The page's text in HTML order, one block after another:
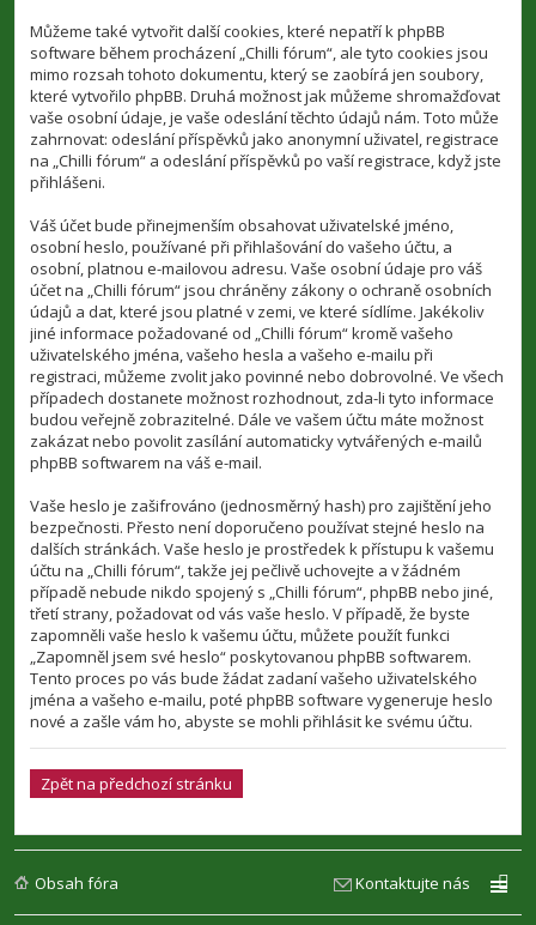
Můžeme také vytvořit další cookies, které nepatří k phpBB
software během procházení „Chilli fórum“, ale tyto cookies jsou
mimo rozsah tohoto dokumentu, který se zaobírá jen soubory,
které vytvořilo phpBB. Druhá možnost jak můžeme shromažďovat
vaše osobní údaje, je vaše odeslání těchto údajů nám. Toto může
zahrnovat: odeslání příspěvků jako anonymní uživatel, registrace
na „Chilli fórum“ a odeslání příspěvků po vaší registrace, když jste
přihlášeni.
Váš účet bude přinejmenším obsahovat uživatelské jméno,
osobní heslo, používané při přihlašování do vašeho účtu, a
osobní, platnou e-mailovou adresu. Vaše osobní údaje pro váš
účet na „Chilli fórum“ jsou chráněny zákony o ochraně osobních
údajů a dat, které jsou platné v zemi, ve které sídlíme. Jakékoliv
jiné informace požadované od „Chilli fórum“ kromě vašeho
uživatelského jména, vašeho hesla a vašeho e-mailu při
registraci, můžeme zvolit jako povinné nebo dobrovolné. Ve všech
případech dostanete možnost rozhodnout, zda-li tyto informace
budou veřejně zobrazitelné. Dále ve vašem účtu máte možnost
zakázat nebo povolit zasílání automaticky vytvářených e-mailů
phpBB softwarem na váš e-mail.
Vaše heslo je zašifrováno (jednosměrný hash) pro zajištění jeho
bezpečnosti. Přesto není doporučeno používat stejné heslo na
dalších stránkách. Vaše heslo je prostředek k přístupu k vašemu
účtu na „Chilli fórum“, takže jej pečlivě uchovejte a v žádném
případě nebude nikdo spojený s „Chilli fórum“, phpBB nebo jiné,
třetí strany, požadovat od vás vaše heslo. V případě, že byste
zapomněli vaše heslo k vašemu účtu, můžete použít funkci
„Zapomněl jsem své heslo“ poskytovanou phpBB softwarem.
Tento proces po vás bude žádat zadaní vašeho uživatelského
jména a vašeho e-mailu, poté phpBB software vygeneruje heslo
nové a zašle vám ho, abyste se mohli přihlásit ke svému účtu.
Zpět na předchozí stránku
Obsah fóra Kontaktujte nás